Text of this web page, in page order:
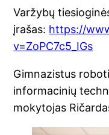
Varžybų
įrašas: https://
v=ZoPC7c5_IGs
Gimnazistus
informacinių
mokytojas